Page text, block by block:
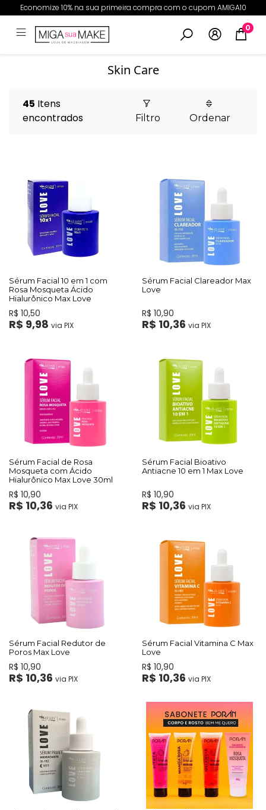
Economize 10% na sua primeira compra com o cupom AMIGA10
0
Skin Care
45 Itens
encontrados
Filtro Ordenar
Sérum Facial 10 em 1 com
Rosa Mosqueta Ácido
Hialurônico Max Love
R$ 10,50
R$ 9,98 via PIX
Sérum Facial Clareador Max
Love
R$ 10,90
R$ 10,36 via PIX
Sérum Facial de Rosa
Mosqueta com Ácido
Hialurônico Max Love 30ml
R$ 10,90
R$ 10,36 via PIX
Sérum Facial Bioativo
Antiacne 10 em 1 Max Love
R$ 10,90
R$ 10,36 via PIX
Sérum Facial Redutor de
Poros Max Love
R$ 10,90
R$ 10,36 via PIX
Sérum Facial Vitamina C Max
Love
R$ 10,90
R$ 10,36 via PIX